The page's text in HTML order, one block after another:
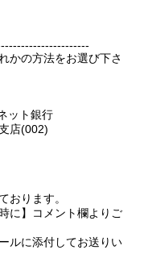
かの方法をお選び下さ
ット銀行
店(002)
おります。
に】コメント欄よりご
ルに添付してお送りい